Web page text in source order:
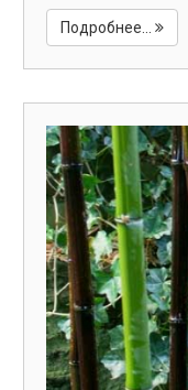
Подробнее...